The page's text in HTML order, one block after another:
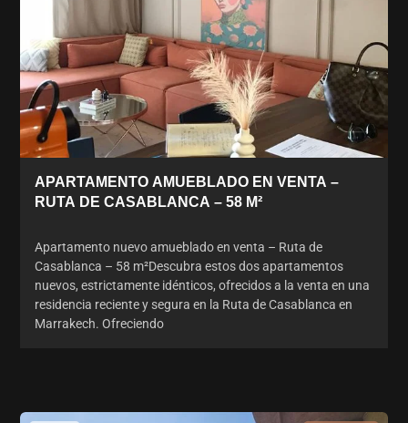
APARTAMENTO AMUEBLADO EN VENTA –
RUTA DE CASABLANCA – 58 M²
Apartamento nuevo amueblado en venta – Ruta de
Casablanca – 58 m²Descubra estos dos apartamentos
nuevos, estrictamente idénticos, ofrecidos a la venta en una
residencia reciente y segura en la Ruta de Casablanca en
Marrakech. Ofreciendo